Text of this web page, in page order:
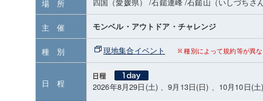
場 所
主 催 モンベル・アウトドア・チャレンジ
種 別 現地集合イベント 種別によって規約等が異
日 程 2026年8月29日(土) 、9月13日(日) 、10月10日(